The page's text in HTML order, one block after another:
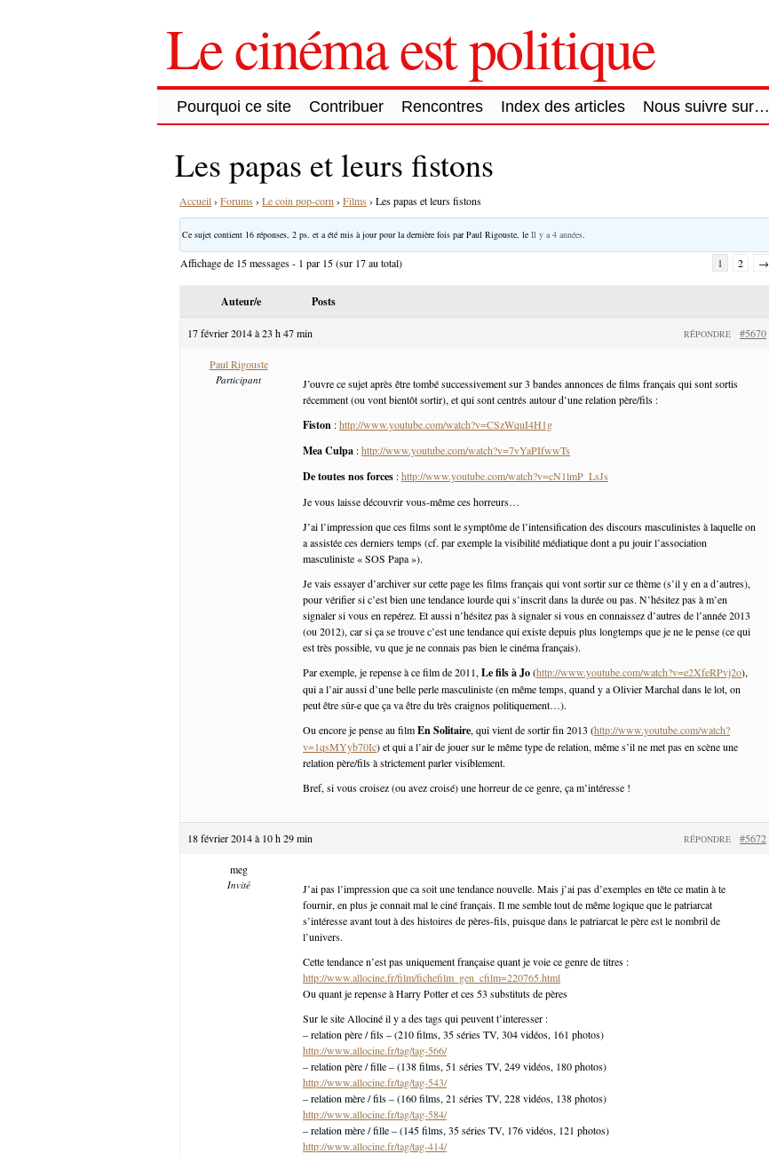
Le cinéma est politique
Pourquoi ce site Contribuer Rencontres Index des articles Nous suivre sur…
Les papas et leurs fistons
Accueil› Forums › Le coin pop-corn › Films › Les papas et leurs fistons
Ce sujet contient 16 réponses, 2 ps. et a été mis à jour pour la dernière fois parPaul Rigouste , le Il y a 4 années
Affichage de 15 messages - 1 par 15 (sur 17 au total) 1 2 →
Auteur/e Posts
17 février 2014 à 23 h 47 min #5670
RÉPONDRE
Paul Rigouste
Participant
J’ouvre ce sujet après être tombé successivement sur 3 bandes annonces de films français qui sont sortis
récemment (ou vont bientôt sortir), et qui sont centrés autour d’une relation père/fils :
Fiston :http://www.youtube.com/watch?v=CSzWquI4H1g
Mea Culpa :http://www.youtube.com/watch?v=7vYaPIfwwTs
De toutes nos forces :http://www.youtube.com/watch?v=cN1lmP_LsJs
Je vous laisse découvrir vous-même ces horreurs…
J’ai l’impression que ces films sont le symptôme de l’intensification des discours masculinistes à laquelle on
a assistée ces derniers temps (cf. par exemple la visibilité médiatique dont a pu jouir l’association
masculiniste « SOS Papa »).
Je vais essayer d’archiver sur cette page les films français qui vont sortir sur ce thème (s’il y en a d’autres),
pour vérifier si c’est bien une tendance lourde qui s’inscrit dans la durée ou pas. N’hésitez pas à m’en
signaler si vous en repérez. Et aussi n’hésitez pas à signaler si vous en connaissez d’autres de l’année 2013
(ou 2012), car si ça se trouve c’est une tendance qui existe depuis plus longtemps que je ne le pense (ce qui
est très possible, vu que je ne connais pas bien le cinéma français).
Par exemple, je repense à ce film de 2011, Le fils à Jo(http://www.youtube.com/watch?v=e2XfeRPvj2o),
qui a l’air aussi d’une belle perle masculiniste (en même temps, quand y a Olivier Marchal dans le lot, on
peut être sûr-e que ça va être du très craignos politiquement…).
Ou encore je pense au filmEn Solitaire, qui vient de sortir fin 2013 (http://www.youtube.com/watch?
v=1qsMYyb70Ic) et qui a l’air de jouer sur le même type de relation, même s’il ne met pas en scène une
relation père/fils à strictement parler visiblement.
Bref, si vous croisez (ou avez croisé) une horreur de ce genre, ça m’intéresse !
18 février 2014 à 10 h 29 min #5672
RÉPONDRE
meg
Invité
J’ai pas l’impression que ca soit une tendance nouvelle. Mais j’ai pas d’exemples en tête ce matin à te
fournir, en plus je connait mal le ciné français. Il me semble tout de même logique que le patriarcat
s’intéresse avant tout à des histoires de pères-fils, puisque dans le patriarcat le père est le nombril de
l’univers.
Cette tendance n’est pas uniquement française quant je voie ce genre de titres :
http://www.allocine.fr/film/fichefilm_gen_cfilm=220765.html
Ou quant je repense à Harry Potter et ces 53 substituts de pères
Sur le site Allociné il y a des tags qui peuvent t’interesser :
– relation père / fils – (210 films, 35 séries TV, 304 vidéos, 161 photos)
http://www.allocine.fr/tag/tag-566/
– relation père / fille – (138 films, 51 séries TV, 249 vidéos, 180 photos)
http://www.allocine.fr/tag/tag-543/
– relation mère / fils – (160 films, 21 séries TV, 228 vidéos, 138 photos)
http://www.allocine.fr/tag/tag-584/
– relation mère / fille – (145 films, 35 séries TV, 176 vidéos, 121 photos)
http://www.allocine.fr/tag/tag-414/